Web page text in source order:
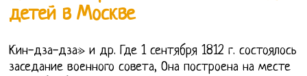
детей в Москве
Кин-дза-дза» и др. Где 1 сентября 1812 г. состоялось
заседание военного совета, Она построена на месте